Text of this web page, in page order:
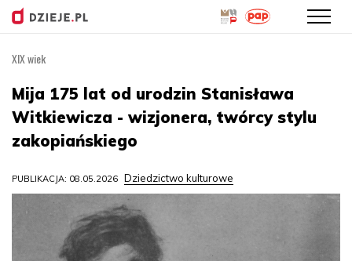
treści
XIX wiek
Mija 175 lat od urodzin Stanisława
Witkiewicza - wizjonera, twórcy stylu
zakopiańskiego
PUBLIKACJA: 08.05.2026 Dziedzictwo kulturowe